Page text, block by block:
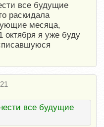
все будущие
раскидала
месяца,
октября я уже буду
все будущие